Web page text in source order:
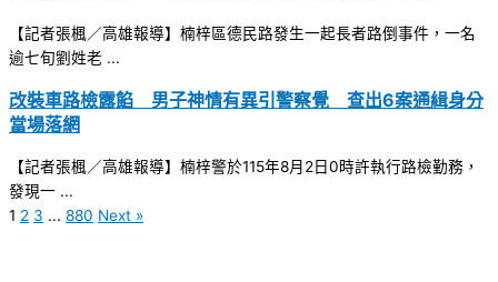
【記者張楓／高雄報導】楠梓區德民路發生一起長者路倒事件，一名
逾七旬劉姓老 ...
改裝車路檢露餡 男子神情有異引警察覺 查出6案通緝身分
當場落網
【記者張楓／高雄報導】楠梓警於115年8月2日0時許執行路檢勤務，
發現一 ...
1 2 3 ... 880 Next »